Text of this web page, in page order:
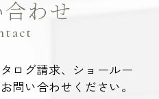
わせ
ログ請求、ショールー
問い合わせください。